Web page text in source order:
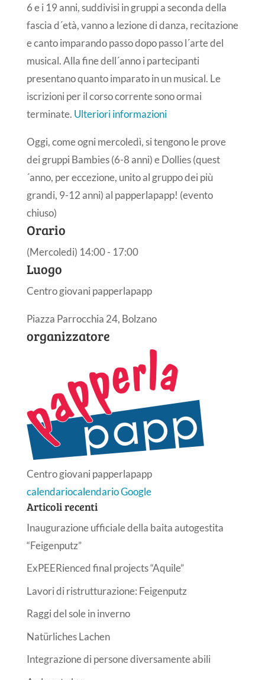
6 e i 19 anni, suddivisi in gruppi a seconda della
fascia d´età, vanno a lezione di danza, recitazione
e canto imparando passo dopo passo l´arte del
musical. Alla fine dell´anno i partecipanti
presentano quanto imparato in un musical. Le
iscrizioni per il corso corrente sono ormai
terminate. Ulteriori informazioni
Oggi, come ogni mercoledì, si tengono le prove
dei gruppi Bambies (6-8 anni) e Dollies (quest
´anno, per eccezione, unito al gruppo dei più
grandi, 9-12 anni) al papperlapapp! (evento
chiuso)
Orario
(Mercoledi) 14:00 - 17:00
Luogo
Centro giovani papperlapapp
Piazza Parrocchia 24, Bolzano
organizzatore
Centro giovani papperlapapp
calendariocalendario Google
Articoli recenti
Inaugurazione ufficiale della baita autogestita
“Feigenputz”
ExPEERienced final projects “Aquile”
Lavori di ristrutturazione: Feigenputz
Raggi del sole in inverno
Natürliches Lachen
Integrazione di persone diversamente abili